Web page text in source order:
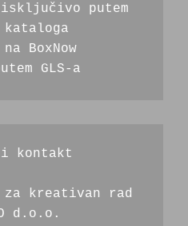
putem
kataloga
BoxNow
GLS-a
i kontakt
kreativan rad
d.o.o.